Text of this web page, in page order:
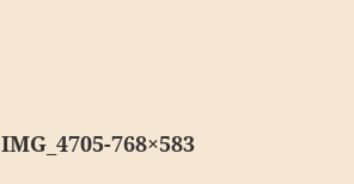
IMG_4705-768×583